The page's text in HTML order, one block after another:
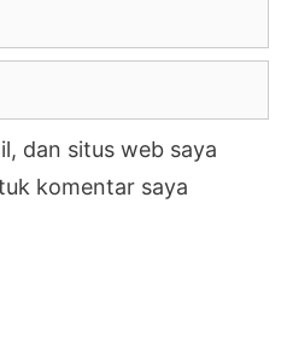
dan situs web saya
komentar saya